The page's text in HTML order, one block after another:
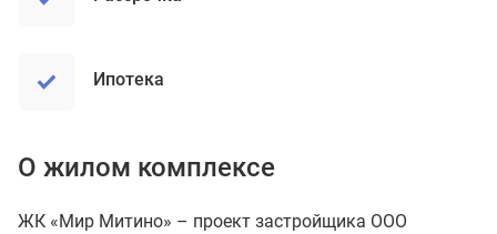
ипотека
О жилом комплексе
ЖК «Мир Митино» – проект застройщика ООО